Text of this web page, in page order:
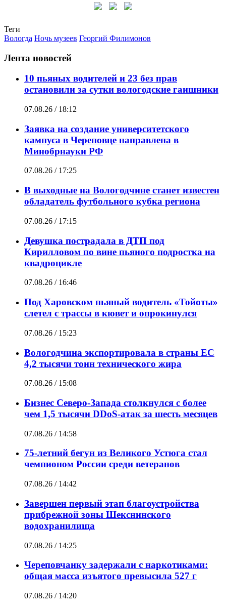
Теги
Вологда Ночь музеев Георгий Филимонов
Лента новостей
10 пьяных водителей и 23 без прав
остановили за сутки вологодские гаишники
07.08.26 / 18:12
Заявка на создание университетского
кампуса в Череповце направлена в
Минобрнауки РФ
07.08.26 / 17:25
В выходные на Вологодчине станет известен
обладатель футбольного кубка региона
07.08.26 / 17:15
Девушка пострадала в ДТП под
Кирилловом по вине пьяного подростка на
квадроцикле
07.08.26 / 16:46
Под Харовском пьяный водитель «Тойоты»
слетел с трассы в кювет и опрокинулся
07.08.26 / 15:23
Вологодчина экспортировала в страны ЕС
4,2 тысячи тонн технического жира
07.08.26 / 15:08
Бизнес Северо-Запада столкнулся с более
чем 1,5 тысячи DDoS-атак за шесть месяцев
07.08.26 / 14:58
75-летний бегун из Великого Устюга стал
чемпионом России среди ветеранов
07.08.26 / 14:42
Завершен первый этап благоустройства
прибрежной зоны Шекснинского
водохранилища
07.08.26 / 14:25
Череповчанку задержали с наркотиками:
общая масса изъятого превысила 527 г
07.08.26 / 14:20